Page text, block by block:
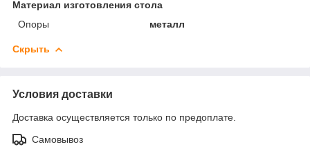
Материал изготовления стола
Опоры
металл
Скрыть
Условия доставки
Доставка осуществляется только по предоплате.
Самовывоз